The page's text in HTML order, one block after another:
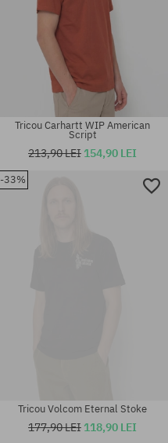
Mărimi existente:
Tricou Carhartt WIP American
Script
213,90 LEI 154,90 LEI
-33%
Tricou Volcom Eternal Stoke
177,90 LEI 118,90 LEI